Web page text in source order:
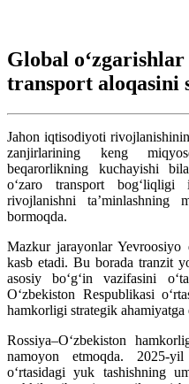
Global
transport aloqasini
Jahon iqtisodiyoti
zanjirlarining keng
beqarorlikning kuchayishi
o‘zaro transport
rivojlanishni ta’minlashning
bormoqda.
Mazkur jarayonlar
kasb etadi. Bu borada tranzit
asosiy bo‘g‘in vazifasini
O‘zbekiston Respublikasi
hamkorligi strategik ahamiyatga
Rossiya–O‘zbekiston
namoyon etmoqda. 2025-
o‘rtasidagi yuk tashishning